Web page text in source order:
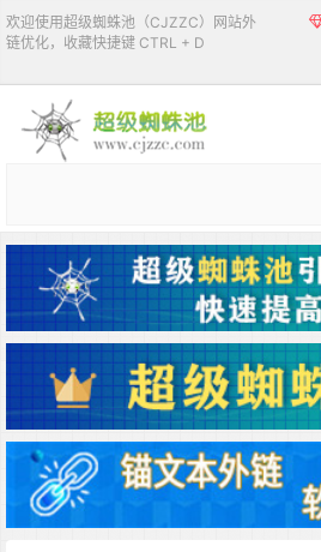
欢迎使用超级蜘蛛池（CJZZC）网站外
链优化，收藏快捷键 CTRL + D